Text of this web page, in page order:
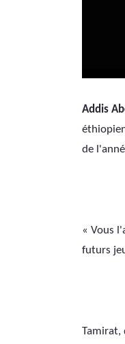
Addis
de
« Vous
futurs
Tamirat,